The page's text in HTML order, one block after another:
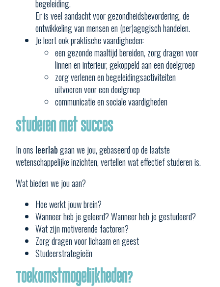
begeleiding.
Er is veel aandacht voor gezondheidsbevordering, de
ontwikkeling van mensen en (per)agogisch handelen.
Je leert ook praktische vaardigheden:
een gezonde maaltijd bereiden, zorg dragen voor
linnen en interieur, gekoppeld aan een doelgroep
zorg verlenen en begeleidingsactiviteiten
uitvoeren voor een doelgroep
communicatie en sociale vaardigheden
Studeren met succes
In ons leerlabgaan we jou, gebaseerd op de laatste
wetenschappelijke inzichten, vertellen wat effectief studeren is.
Wat bieden we jou aan?
Hoe werkt jouw brein?
Wanneer heb je geleerd? Wanneer heb je gestudeerd?
Wat zijn motiverende factoren?
Zorg dragen voor lichaam en geest
Studeerstrategieën
Toekomstmogelijkheden?